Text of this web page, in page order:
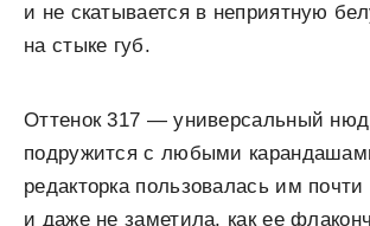
и не скатывается в неприятную
на стыке губ.
Оттенок 317 — универсальный
подружится с любыми
редакторка пользовалась им
и даже не заметила, как ее